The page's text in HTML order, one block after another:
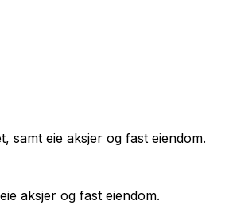
samt eie aksjer og fast eiendom.
aksjer og fast eiendom.